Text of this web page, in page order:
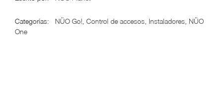
Categorías: NÜO Go! Control de accesos Instaladores NÜO
One